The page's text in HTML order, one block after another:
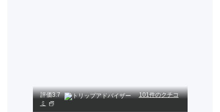
評価3.7
101件のクチコ
ミ